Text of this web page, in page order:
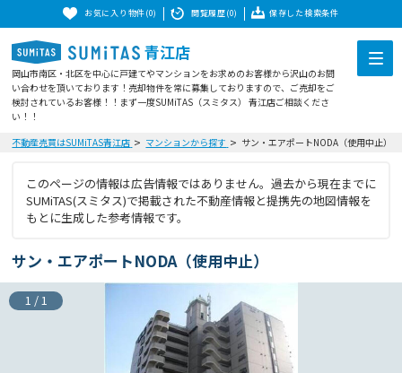
お気に入り物件(0) 閲覧履歴(0) 保存した検索条件
青江店
岡山市南区・北区を中心に戸建てやマンションをお求めのお客様から沢山のお問
い合わせを頂いております！売却物件を常に募集しておりますので、ご売却をご
検討されているお客様！！まず一度SUMiTAS（スミタス） 青江店ご相談くださ
い！！
不動産売買はSUMiTAS青江店
マンションから探す サン・エアポートNODA（使用中止）
このページの情報は広告情報ではありません。過去から現在までに
SUMiTAS(スミタス)で掲載された不動産情報と提携先の地図情報を
もとに生成した参考情報です。
サン・エアポートNODA（使用中止）
1 / 1